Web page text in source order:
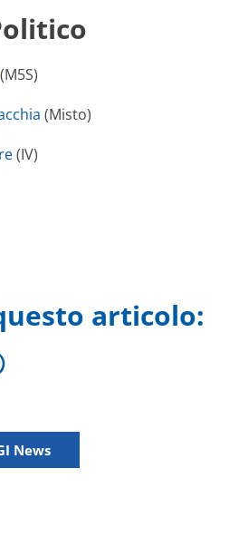
(M5S)
(Misto)
(IV)
articolo:
News